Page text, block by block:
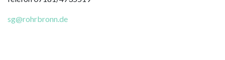
sg@rohrbronn.de